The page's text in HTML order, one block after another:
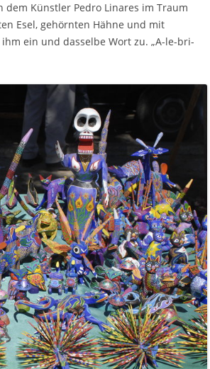
Künstler Pedro Linares im Traum
Esel, gehörnten Hähne und mit
ein und dasselbe Wort zu. „A-le-bri-